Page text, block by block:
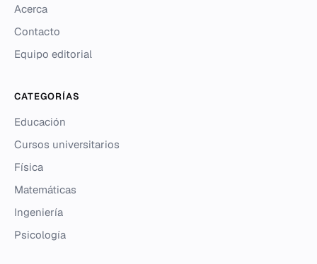
Acerca
Contacto
Equipo editorial
CATEGORÍAS
Educación
Cursos universitarios
Física
Matemáticas
Ingeniería
Psicología